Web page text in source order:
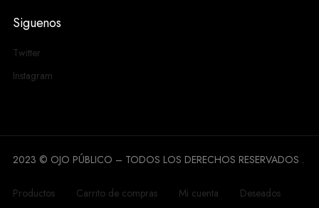
Siguenos
Twitter
Instagram
2023 © OJO PÚBLICO – TODOS LOS DERECHOS RESERVADOS .
Productos Carrito de compras Mi cuenta Deseados